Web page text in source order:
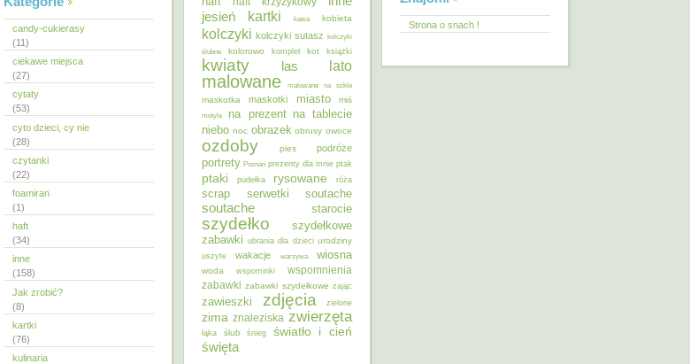
candy-cukierasy
(11)
ciekawe miejsca
(27)
cytaty
(53)
cyto dzieci, cy nie
(28)
czytanki
(22)
foamiran
(1)
haft
(34)
inne
(158)
Jak zrobić?
(8)
kartki
(76)
kulinaria
jesień kartki kawa kobieta
kolczyki kolczyki sutasz kolczyki
ślubne
kolorowo komplet kot książki
kwiaty las lato
malowane malowane na szkle
maskotka maskotki miasto miś
motyle na prezent na tablecie
niebo noc obrazek obrusy owoce
ozdoby pies podróże
portrety Poznań prezenty dla mnie ptak
ptaki pudełka rysowane róża
scrap serwetki soutache
soutache starocie
szydełko
szydełkowe
zabawki ubrania dla dzieci urodziny
uszyte wakacje warzywa wiosna
woda wspominki
wspomnienia
zabawki zabawki szydełkowe zając
zawieszki zdjęcia zielone
zima znaleziska zwierzęta
łąka ślub śnieg światło i cień
święta
Strona o snach !